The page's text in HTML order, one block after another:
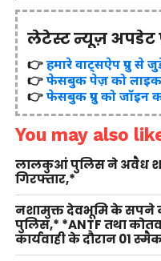
लेटेस्ट न्यूज़ अपडेट
👉हमारे वाट्सऐप ग्रुप से
👉फेसबुक पेज़ को
👉फेसबुक ग्रुप को जॉइन
You may also
लालकुआं पुलिस ने अवैध
गिरफ्तार,*
नशामुक्त देवभूमि के सपने
पुलिस,* *ANTF तथा
कार्यवाही के दौरान 01